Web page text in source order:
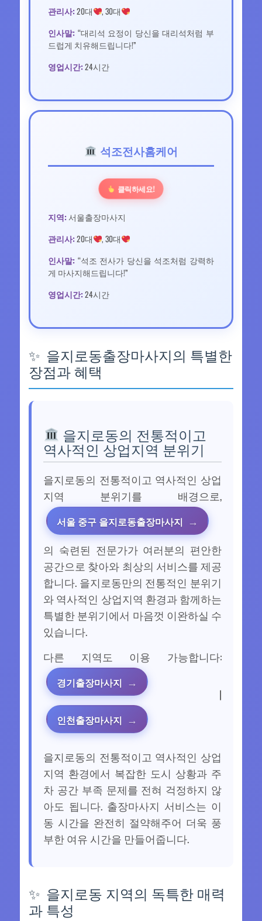
관리사: 20대 , 30대
인사말: “대리석 요정이 당신을 대리석처럼 부
드럽게 치유해드립니다!”
영업시간: 24시간
석조전사홈케어
클릭하세요!
지역: 서울출장마사지
관리사: 20대 , 30대
인사말: “석조 전사가 당신을 석조처럼 강력하
게 마사지해드립니다!”
영업시간: 24시간
을지로동출장마사지의 특별한
장점과 혜택
을지로동의 전통적이고
역사적인 상업지역 분위기
을지로동의 전통적이고 역사적인 상업
지역 분위기를 배경으로,
서울 중구 을지로동출장마사지
의 숙련된 전문가가 여러분의 편안한
공간으로 찾아와 최상의 서비스를 제공
합니다. 을지로동만의 전통적인 분위기
와 역사적인 상업지역 환경과 함께하는
특별한 분위기에서 마음껏 이완하실 수
있습니다.
다른 지역도 이용 가능합니다:
경기출장마사지
|
인천출장마사지
을지로동의 전통적이고 역사적인 상업
지역 환경에서 복잡한 도시 상황과 주
차 공간 부족 문제를 전혀 걱정하지 않
아도 됩니다. 출장마사지 서비스는 이
동 시간을 완전히 절약해주어 더욱 풍
부한 여유 시간을 만들어줍니다.
을지로동 지역의 독특한 매력
과 특성